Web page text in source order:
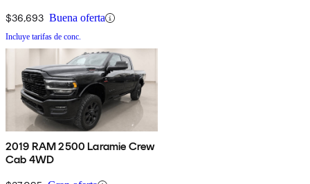
$36,693 Buena oferta
Incluye tarifas de conc.
2019 RAM 2500 Laramie Crew
Cab 4WD